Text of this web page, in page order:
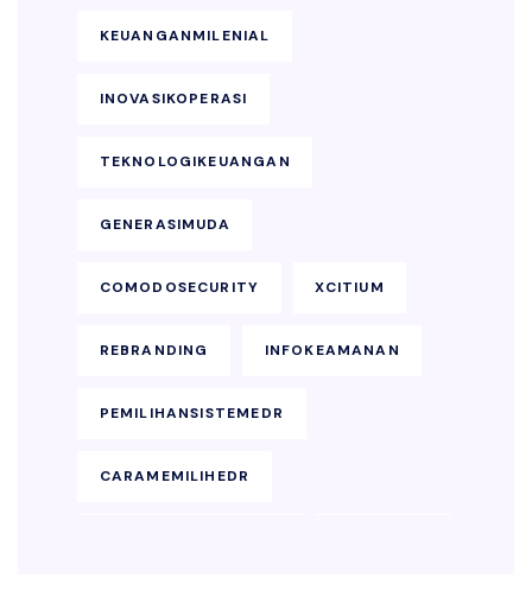
KEUANGANMILENIAL
INOVASIKOPERASI
TEKNOLOGIKEUANGAN
GENERASIMUDA
COMODOSECURITY XCITIUM
REBRANDING INFOKEAMANAN
PEMILIHANSISTEMEDR
CARAMEMILIHEDR